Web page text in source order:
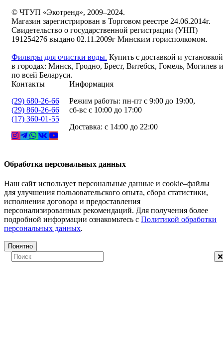
© ЧТУП «Экотренд», 2009–2024.
Магазин зарегистрирован в Торговом реестре 24.06.2014г.
Свидетельство о государственной регистрации (УНП)
191254276 выдано 02.11.2009г Минским горисполкомом.
Фильтры для очистки воды. Купить с доставкой и установкой
в городах: Минск, Гродно, Брест, Витебск, Гомель, Могилев и
по всей Беларуси.
Контакты
(29) 680-26-66
(29) 860-26-66
(17) 360-01-55
Информация
Режим работы: пн-пт с 9:00 до 19:00,
сб-вс с 10:00 до 17:00
Доставка: с 14:00 до 22:00
Обработка персональных данных
Наш сайт использует персональные данные и cookie–файлы
для улучшения пользовательского опыта, сбора статистики,
исполнения договора и предоставления
персонализированных рекомендаций. Для получения более
подробной информации ознакомьтесь с Политикой обработки
персональных данных.
Понятно